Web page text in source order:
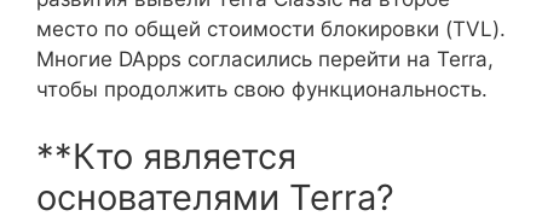
место по общей стоимости блокировки (TVL).
Многие DApps согласились перейти на Terra,
чтобы продолжить свою функциональность.
**Кто является
основателями Terra?